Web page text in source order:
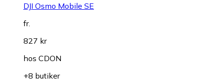
DJI Osmo Mobile SE
fr.
827 kr
hos CDON
+8 butiker